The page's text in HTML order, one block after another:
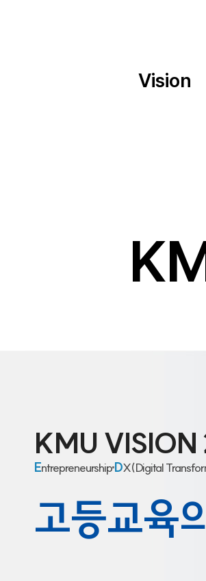
Vision
KMU VISION
EntrepreneurshipDX(Digital
고등교육의